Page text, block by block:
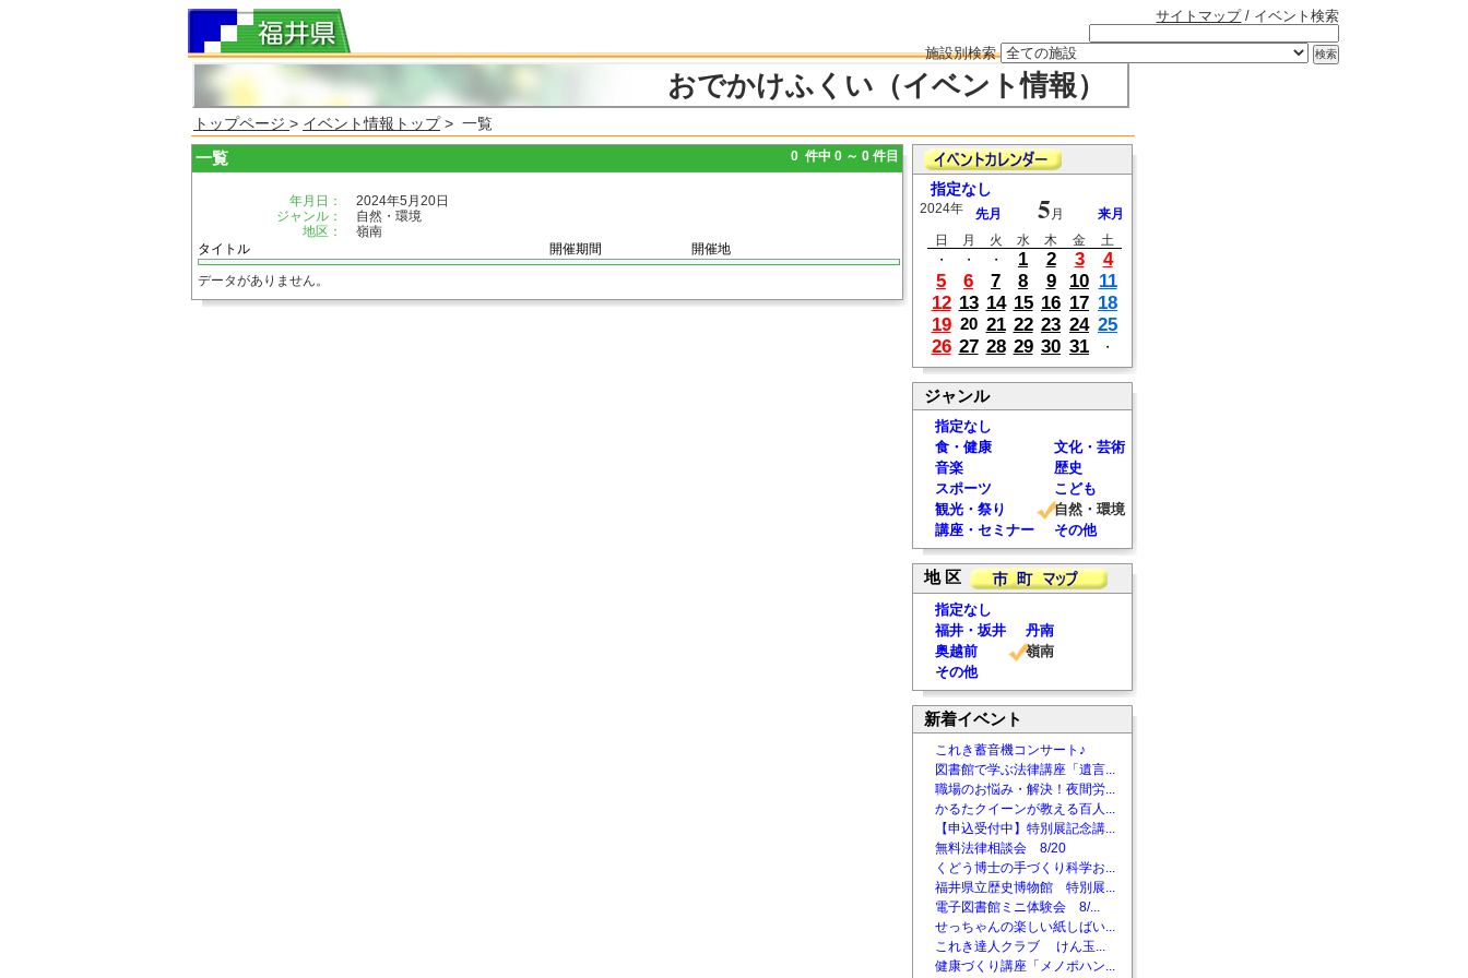
サイトマップ/ イベント検索
施設別検索
おでかけふくい（イベント情報）
トップページ > イベント情報トップ> 一覧
一覧 0 件中 0 ～ 0 件目
年月日：
2024年5月20日
ジャンル：
自然・環境
地区：
嶺南
タイトル
開催期間 開催地
データがありません。
指定なし
2024年 先月 5 月
来月
日
月 火 水 木 金
土
・
・ ・ 1 2 3
4
5
6 7 8 9 10 11
12 13 14 15 16 17 18
19 20 21 22 23 24 25
26 27 28 29 30 31 ・
ジャンル
指定なし
食・健康
文化・芸術
音楽
歴史
スポーツ
こども
観光・祭り
自然・環境
講座・セミナー
その他
地 区
指定なし
福井・坂井
丹南
奥越前
嶺南
その他
新着イベント
これき蓄音機コンサート♪
図書館で学ぶ法律講座「遺言...
職場のお悩み・解決！夜間労...
かるたクイーンが教える百人...
【申込受付中】特別展記念講...
無料法律相談会 8/20
くどう博士の手づくり科学お...
福井県立歴史博物館 特別展...
電子図書館ミニ体験会 8/...
せっちゃんの楽しい紙しばい...
これき達人クラブ けん玉...
健康づくり講座「メノポハン...